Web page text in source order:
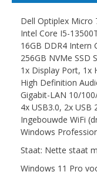
Dell Optiplex Micro
Intel Core I5-
16GB DDR4 Intern
256GB NVMe SSD
1x Display Port, 1x
High Definition
Gigabit-LAN 10/
4x USB3.0, 2x USB
Ingebouwde WiFi
Windows
Staat: Nette staat
Windows 11 Pro